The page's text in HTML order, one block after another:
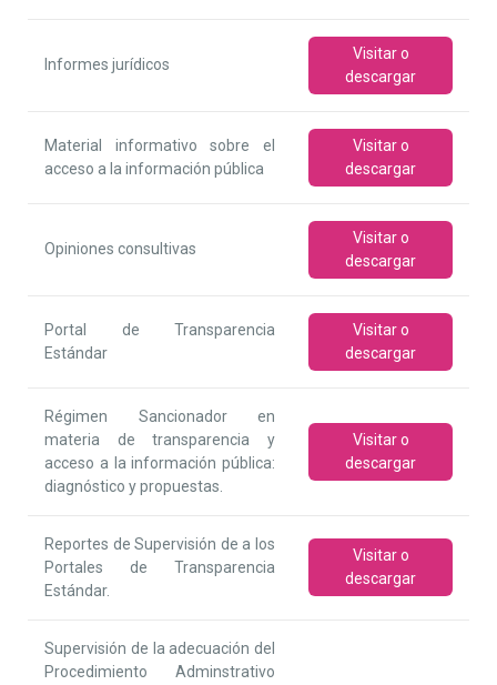
Informes jurídicos
Visitar o
descargar
Material informativo sobre el
acceso a la información pública
Visitar o
descargar
Opiniones consultivas
Visitar o
descargar
Portal de Transparencia
Estándar
Visitar o
descargar
Régimen Sancionador en
materia de transparencia y
acceso a la información pública:
diagnóstico y propuestas.
Visitar o
descargar
Reportes de Supervisión de a los
Portales de Transparencia
Estándar.
Visitar o
descargar
Supervisión de la adecuación del
Procedimiento Adminstrativo